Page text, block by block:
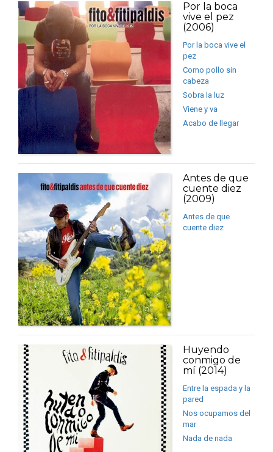
Por la boca
vive el pez
(2006)
Por la boca vive el
pez
Como pollo sin
cabeza
Sobra la luz
Viene y va
Acabo de llegar
Antes de que
cuente diez
(2009)
Antes de que
cuente diez
Huyendo
conmigo de
mí (2014)
Entre la espada y la
pared
Nos ocupamos del
mar
Nada de nada